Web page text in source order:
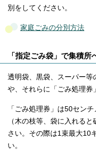
別をしてください。
家庭ごみの分別方法
「指定ごみ袋」で集積
透明袋、黒袋、スーパー
や、それらに「ごみ処理券
「ごみ処理券」は50セン
（木の枝等、袋に入れる
さい。その際は1束最大10
い。